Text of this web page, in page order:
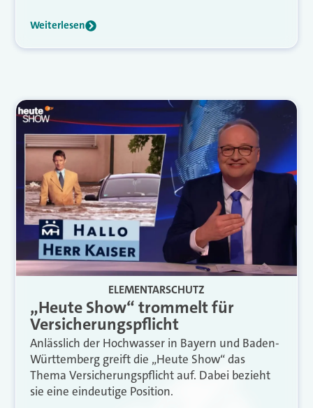
Weiterlesen
ELEMENTARSCHUTZ
„Heute Show“ trommelt für
Versicherungspflicht
Anlässlich der Hochwasser in Bayern und Baden-
Württemberg greift die „Heute Show“ das
Thema Versicherungspflicht auf. Dabei bezieht
sie eine eindeutige Position.